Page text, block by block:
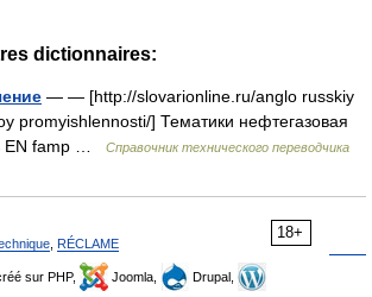
dictionnaires:
— — [http://slovarionline.ru/anglo russkiy
promyishlennosti/] Тематики нефтегазовая
EN famp …
Справочник технического переводчика
18+
RÉCLAME
sur PHP, Joomla,
Drupal,